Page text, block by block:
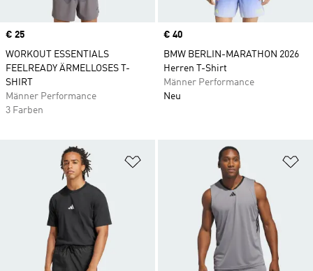
Price
€ 25
WORKOUT ESSENTIALS
FEELREADY ÄRMELLOSES T-
SHIRT
Männer Performance
3 Farben
Price
€ 40
BMW BERLIN-MARATHON 2026
Herren T-Shirt
Männer Performance
Neu
Zur Wunschliste hinzufügen